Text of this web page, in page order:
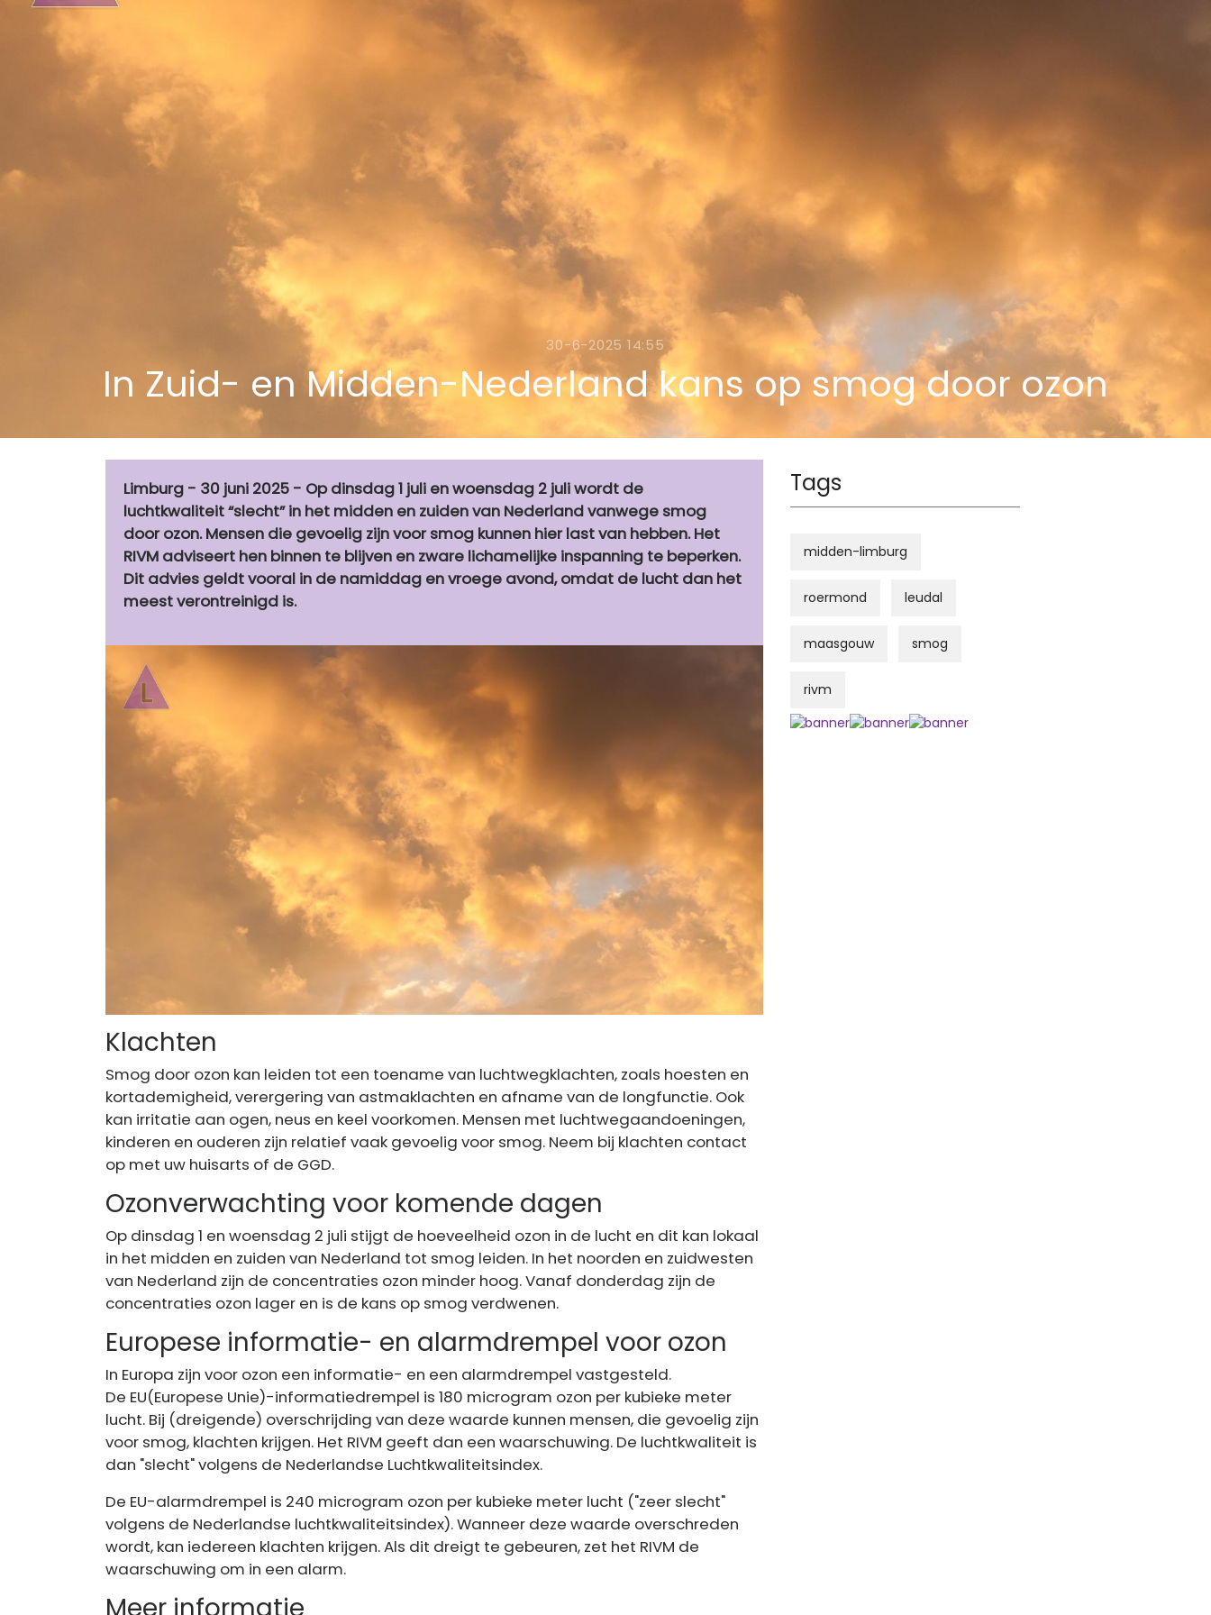
30-6-2025 14:55
In Zuid- en Midden-Nederland kans op smog door ozon
Limburg - 30 juni 2025 - Op dinsdag 1 juli en woensdag 2 juli wordt de
luchtkwaliteit “slecht” in het midden en zuiden van Nederland vanwege smog
door ozon. Mensen die gevoelig zijn voor smog kunnen hier last van hebben. Het
RIVM adviseert hen binnen te blijven en zware lichamelijke inspanning te beperken.
Dit advies geldt vooral in de namiddag en vroege avond, omdat de lucht dan het
meest verontreinigd is.
Klachten
Smog door ozon kan leiden tot een toename van luchtwegklachten, zoals hoesten en
kortademigheid, verergering van astmaklachten en afname van de longfunctie. Ook
kan irritatie aan ogen, neus en keel voorkomen. Mensen met luchtwegaandoeningen,
kinderen en ouderen zijn relatief vaak gevoelig voor smog. Neem bij klachten contact
op met uw huisarts of de GGD.
Ozonverwachting voor komende dagen
Op dinsdag 1 en woensdag 2 juli stijgt de hoeveelheid ozon in de lucht en dit kan lokaal
in het midden en zuiden van Nederland tot smog leiden. In het noorden en zuidwesten
van Nederland zijn de concentraties ozon minder hoog. Vanaf donderdag zijn de
concentraties ozon lager en is de kans op smog verdwenen.
Europese informatie- en alarmdrempel voor ozon
In Europa zijn voor ozon een informatie- en een alarmdrempel vastgesteld.
De EU(Europese Unie)-informatiedrempel is 180 microgram ozon per kubieke meter
lucht. Bij (dreigende) overschrijding van deze waarde kunnen mensen, die gevoelig zijn
voor smog, klachten krijgen. Het RIVM geeft dan een waarschuwing. De luchtkwaliteit is
dan "slecht" volgens de Nederlandse Luchtkwaliteitsindex.
De EU-alarmdrempel is 240 microgram ozon per kubieke meter lucht ("zeer slecht"
volgens de Nederlandse luchtkwaliteitsindex). Wanneer deze waarde overschreden
wordt, kan iedereen klachten krijgen. Als dit dreigt te gebeuren, zet het RIVM de
waarschuwing om in een alarm.
Tags
midden-limburg
roermond leudal
maasgouw smog
rivm